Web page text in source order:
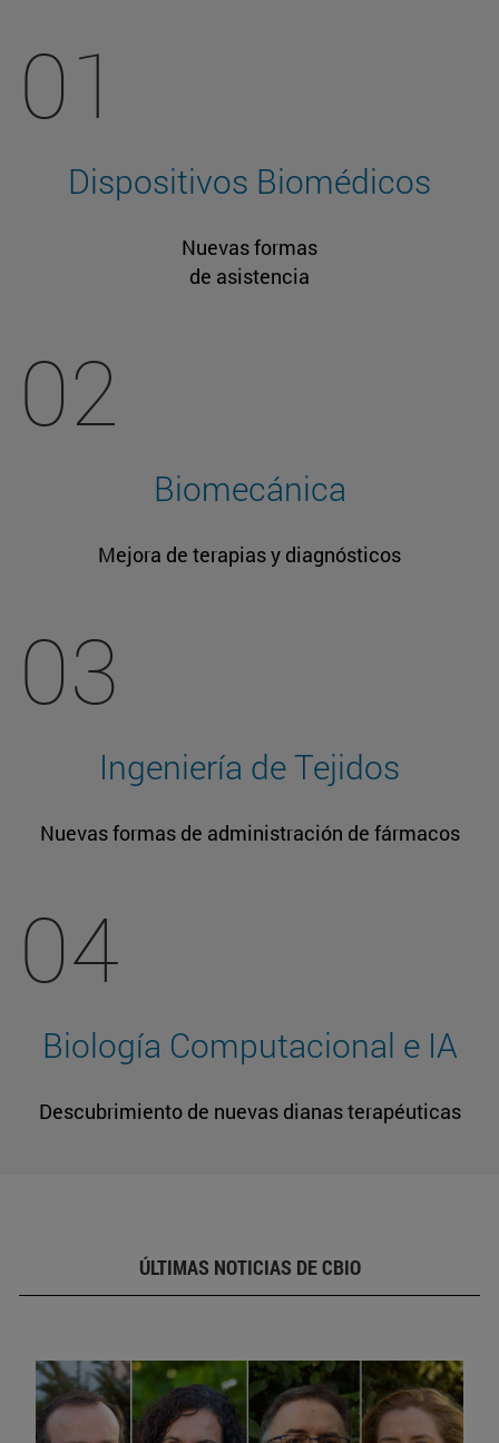
01
Dispositivos Biomédicos
Nuevas formas
de asistencia
02
Biomecánica
Mejora de terapias y diagnósticos
03
Ingeniería de Tejidos
Nuevas formas de administración de fármacos
04
Biología Computacional e IA
Descubrimiento de nuevas dianas terapéuticas
ÚLTIMAS NOTICIAS DE CBIO